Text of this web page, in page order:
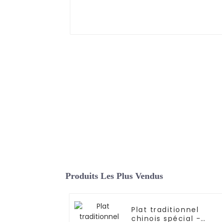
Produits Les Plus Vendus
Plat traditionnel
chinois spécial -